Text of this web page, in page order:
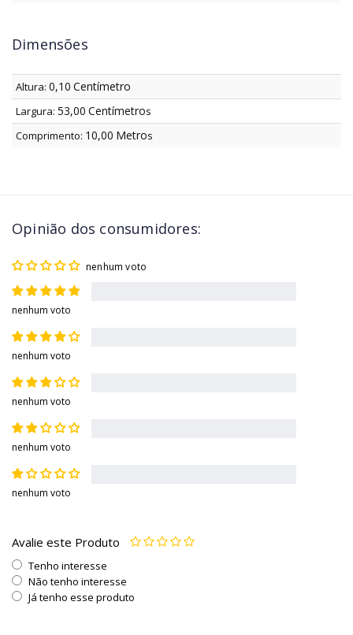
Dimensões
Altura: 0,10 Centímetro
Largura: 53,00 Centímetros
Comprimento: 10,00 Metros
Opinião dos consumidores:
nenhum voto
nenhum voto
nenhum voto
nenhum voto
nenhum voto
nenhum voto
Avalie este Produto
Tenho interesse
Não tenho interesse
Já tenho esse produto